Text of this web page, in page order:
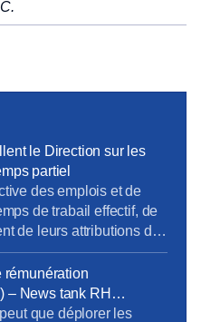
le Direction sur les
partiel
des emplois et de
de trabail effectif, de
de leurs attributions de
pouvoir passer en temps
toutes les règles
sur la paye, les
rémunération
tank RH
que déplorer les